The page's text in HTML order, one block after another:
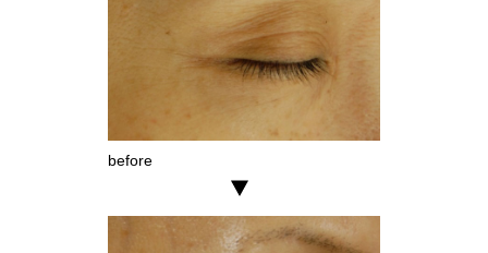
before